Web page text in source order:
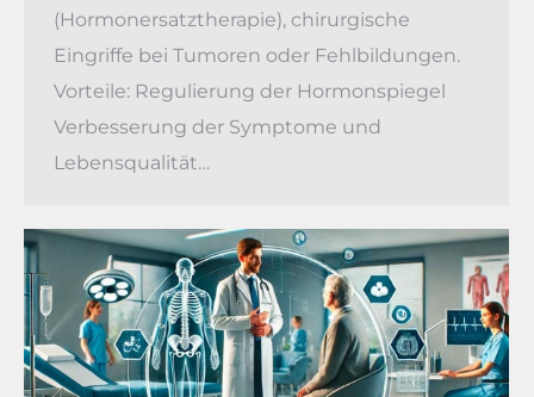
(Hormonersatztherapie), chirurgische
Eingriffe bei Tumoren oder Fehlbildungen.
Vorteile: Regulierung der Hormonspiegel
Verbesserung der Symptome und
Lebensqualität…